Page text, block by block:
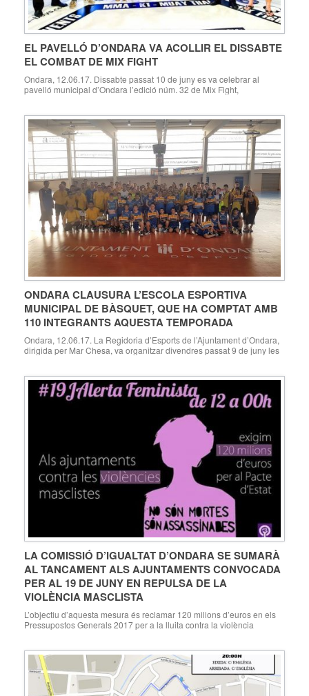
EL PAVELLÓ D’ONDARA VA ACOLLIR EL DISSABTE
EL COMBAT DE MIX FIGHT
Ondara, 12.06.17. Dissabte passat 10 de juny es va celebrar al
pavelló municipal d’Ondara l’edició núm. 32 de Mix Fight,
amb 14 enfrontaments de K1, MMA i Muay Tai d’àmbit nacional, sent
el combat […]
ONDARA CLAUSURA L’ESCOLA ESPORTIVA
MUNICIPAL DE BÀSQUET, QUE HA COMPTAT AMB
110 INTEGRANTS AQUESTA TEMPORADA
Ondara, 12.06.17. La Regidoria d’Esports de l’Ajuntament d’Ondara,
dirigida per Mar Chesa, va organitzar divendres passat 9 de juny les
als seus integrants i les gràcies a les famílies per comptar amb les
escoles esportives municipals, […]
LA COMISSIÓ D’IGUALTAT D’ONDARA SE SUMARÀ
AL TANCAMENT ALS AJUNTAMENTS CONVOCADA
PER AL 19 DE JUNY EN REPULSA DE LA
VIOLÈNCIA MASCLISTA
L’objectiu d’aquesta mesura és reclamar 120 milions d’euros en els
Pressupostos Generals 2017 per a la lluita contra la violència
Regidora d’Igualtat d’Ondara, Raquel Mengual. Es tracta d’una
proposta a què s’han adherit més de […]